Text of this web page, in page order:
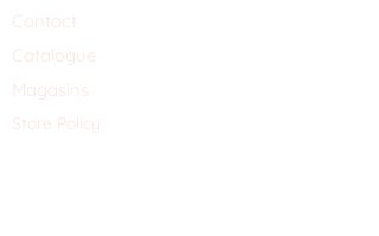
Contact
Catalogue
Magasins
Store Policy